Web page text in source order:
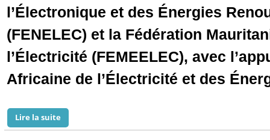
l’Électronique et des Énergies
(FENELEC) et la Fédération
l’Électricité (FEMEELEC), avec
Africaine de l’Électricité et des
Lire la suite